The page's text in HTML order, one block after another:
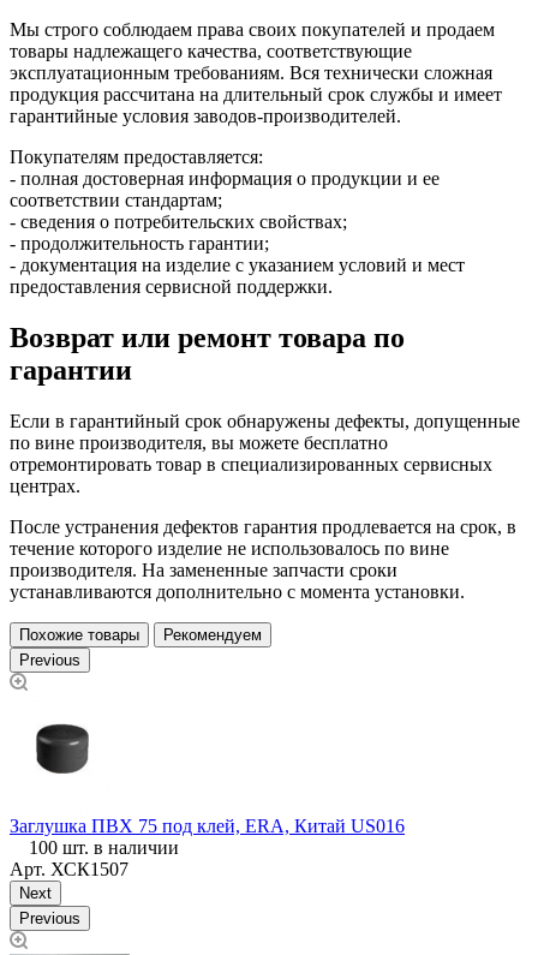
Мы строго соблюдаем права своих покупателей и продаем
товары надлежащего качества, соответствующие
эксплуатационным требованиям. Вся технически сложная
продукция рассчитана на длительный срок службы и имеет
гарантийные условия заводов-производителей.
Покупателям предоставляется:
- полная достоверная информация о продукции и ее
соответствии стандартам;
- сведения о потребительских свойствах;
- продолжительность гарантии;
- документация на изделие с указанием условий и мест
предоставления сервисной поддержки.
Возврат или ремонт товара по
гарантии
Если в гарантийный срок обнаружены дефекты, допущенные
по вине производителя, вы можете бесплатно
отремонтировать товар в специализированных сервисных
центрах.
После устранения дефектов гарантия продлевается на срок, в
течение которого изделие не использовалось по вине
производителя. На замененные запчасти сроки
устанавливаются дополнительно с момента установки.
Похожие товары
Рекомендуем
Previous
Заглушка ПВХ 75 под клей, ERA, Китай US016
100 шт. в наличии
Арт. ХСК1507
Next
Previous